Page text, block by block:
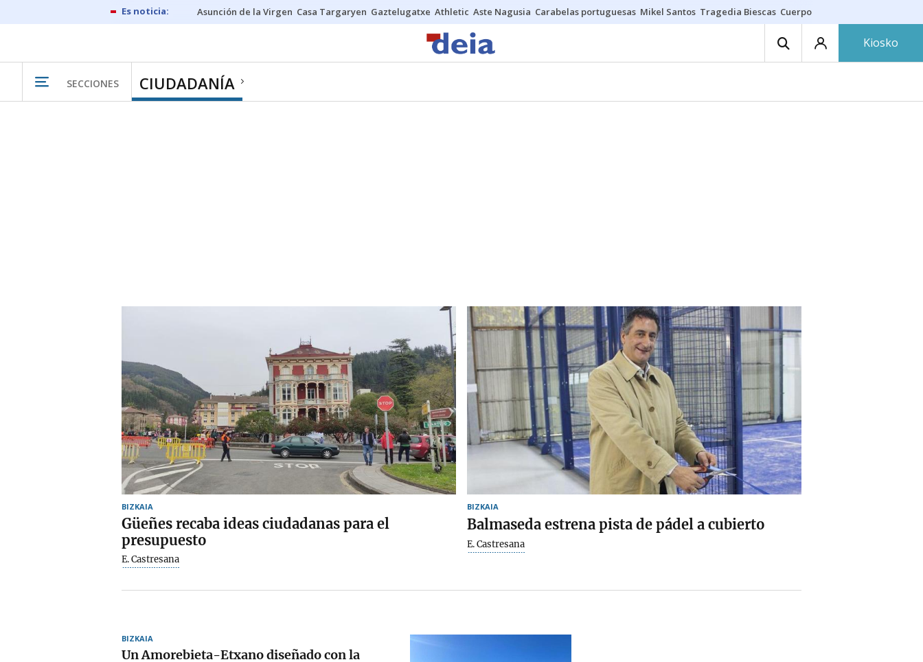
Asunción de la Virgen Casa Targaryen Gaztelugatxe Athletic Aste Nagusia Carabelas portuguesas Mikel Santos Tragedia Biescas Cuerpo ría
Kiosko
SECCIONES CIUDADANÍA
BIZKAIA
Güeñes recaba ideas ciudadanas para el
presupuesto
E. Castresana
BIZKAIA
Balmaseda estrena pista de pádel a cubierto
E. Castresana
BIZKAIA
Un Amorebieta-Etxano diseñado con la